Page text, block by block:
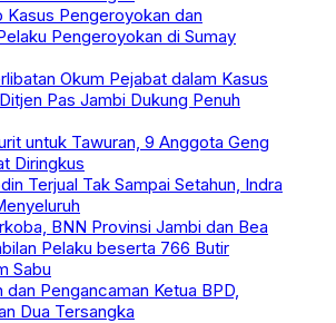
Pengeroyokan dan
Pengeroyokan di Sumay
Okum Pejabat dalam Kasus
Pas Jambi Dukung Penuh
untuk Tawuran, 9 Anggota Geng
Diringkus
Terjual Tak Sampai Setahun, Indra
BNN Provinsi Jambi dan Bea
Pelaku beserta 766 Butir
Sabu
dan Pengancaman Ketua BPD,
Dua Tersangka